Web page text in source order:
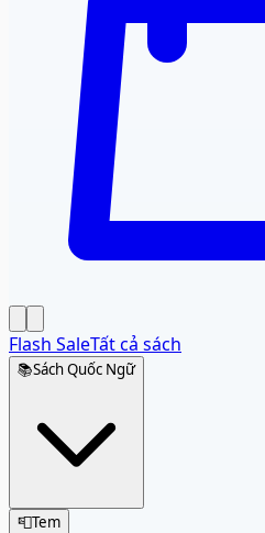
Flash SaleTất cả sách
📚Sách Quốc Ngữ
📮Tem